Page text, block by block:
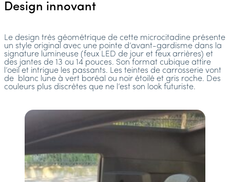
Design innovant
Le design très géométrique de cette microcitadine présente
un style original avec une pointe d’avant-gardisme dans la
signature lumineuse (feux LED de jour et feux arrières) et
des jantes de 13 ou 14 pouces. Son format cubique attire
l’oeil et intrigue les passants. Les teintes de carrosserie vont
de blanc lune à vert boréal ou noir étoilé et gris roche. Des
couleurs plus discrètes que ne l’est son look futuriste.